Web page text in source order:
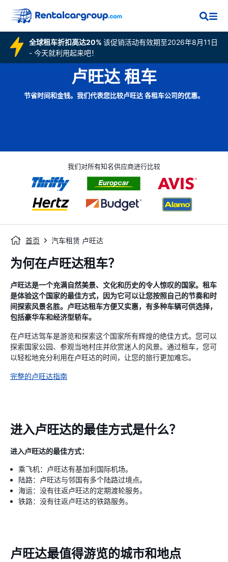
全球租车折扣高达20% 该促销活动有效期至2026年8月11日
- 今天就利用起来吧！
卢旺达 租车
节省时间和金钱。我们代表您比较卢旺达 各租车公司的优惠。
我们对所有知名供应商进行比较
首页 汽车租赁 卢旺达
为何在卢旺达租车？
卢旺达是一个充满自然美景、文化和历史的令人惊叹的国家。租车
是体验这个国家的最佳方式，因为它可以让您按照自己的节奏和时
间探索风景名胜。卢旺达租车方便又实惠，有多种车辆可供选择，
包括豪华车和经济型轿车。
在卢旺达驾车是游览和探索这个国家所有辉煌的绝佳方式。您可以
探索国家公园、参观当地村庄并欣赏迷人的风景。通过租车，您可
以轻松地充分利用在卢旺达的时间，让您的旅行更加难忘。
完整的卢旺达指南
进入卢旺达的最佳方式是什么？
进入卢旺达的最佳方式：
乘飞机：卢旺达有基加利国际机场。
陆路：卢旺达与邻国有多个陆路过境点。
海运：没有往返卢旺达的定期渡轮服务。
铁路：没有往返卢旺达的铁路服务。
卢旺达最值得游览的城市和地点